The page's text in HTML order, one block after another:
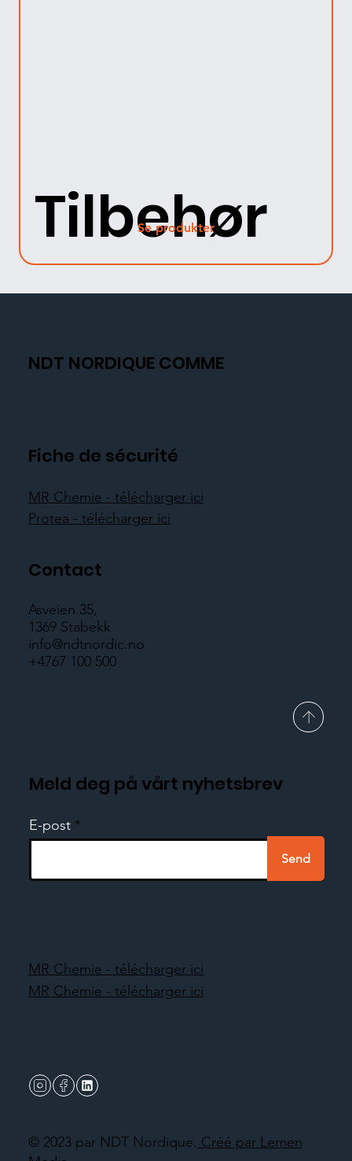
Tilbehør
Se produkter
NDT NORDIQUE COMME
Fiche de sécurité
MR Chemie - télécharger ici
Protea - télécharger ici
Contact
Asveien 35,
1369 Stabekk
info@ndtnordic.no
+4767 100 500
Meld deg på vårt nyhetsbrev
E-post
Send
© 2023 par NDT Nordique. Créé par Lemen
MR Chemie - télécharger ici
MR Chemie - télécharger ici